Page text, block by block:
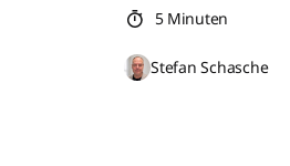
5 Minuten
Stefan Schasche